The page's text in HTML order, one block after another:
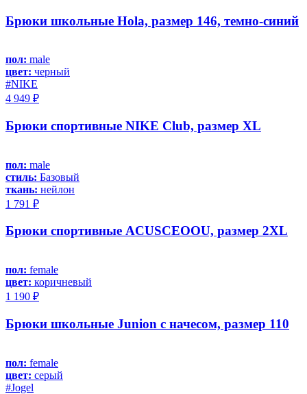
Брюки школьные Hola, размер 146, темно-синий
пол: male
цвет: черный
#NIKE
4 949 ₽
Брюки спортивные NIKE Club, размер XL
пол: male
стиль: Базовый
ткань: нейлон
1 791 ₽
Брюки спортивные ACUSCEOOU, размер 2XL
пол: female
цвет: коричневый
1 190 ₽
Брюки школьные Junion с начесом, размер 110
пол: female
цвет: серый
#Jоgel